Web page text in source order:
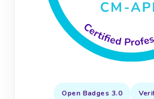
Open Badges 3.0